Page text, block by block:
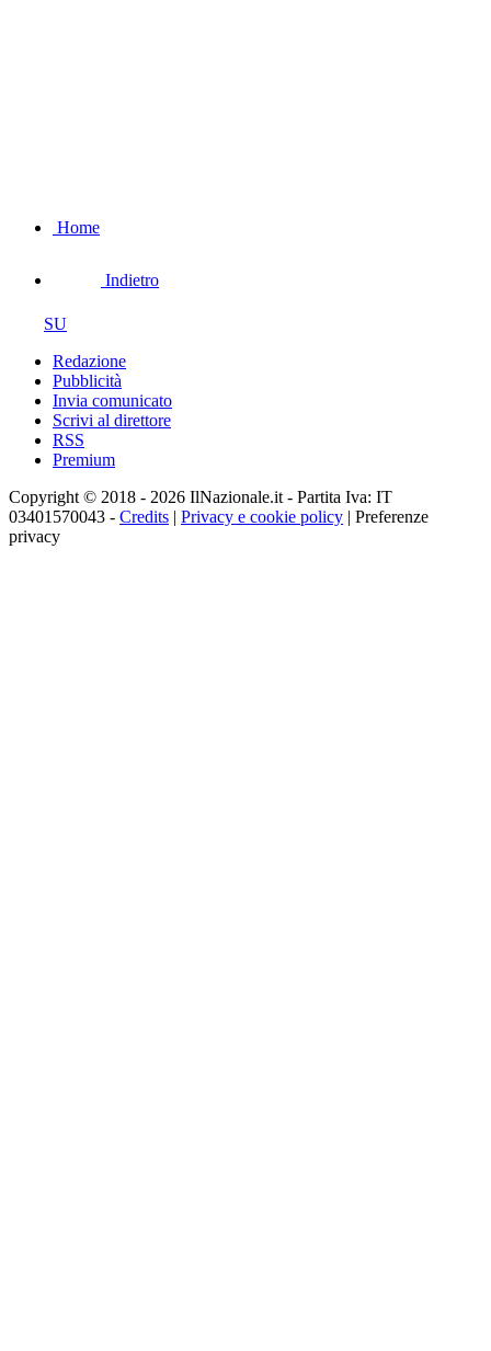
Home
Indietro
SU
Redazione
Pubblicità
Invia comunicato
Scrivi al direttore
RSS
Premium
Copyright © 2018 - 2026 IlNazionale.it - Partita Iva: IT
03401570043 - Credits | Privacy e cookie policy | Preferenze
privacy